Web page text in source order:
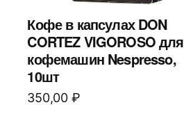
Кофе в капсулах DON
CORTEZ VIGOROSO для
кофемашин Nespresso,
10шт
350,00 ₽